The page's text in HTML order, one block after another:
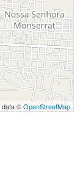
data ©OpenStreetMap